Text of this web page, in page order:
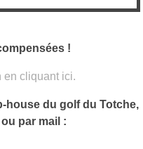
!
en cliquant ici.
house du golf du Totche,
par mail :